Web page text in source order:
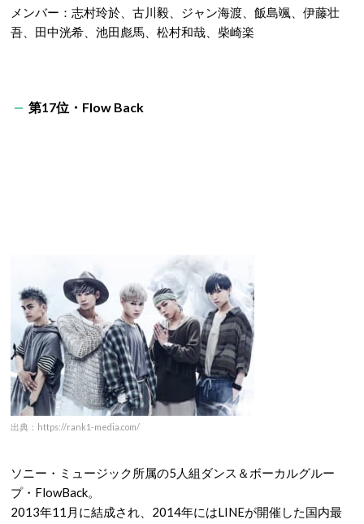
メンバー：志村玲於、古川毅、ジャン海渡、飯島颯、伊藤壮
吾、田中洸希、池田彪馬、松村和哉、柴崎楽
第17位・Flow Back
出典：https://rank1-media.com/
ソニー・ミュージック所属の5人組ダンス＆ボーカルグルー
プ・FlowBack。
2013年11月に結成され、2014年にはLINEが開催した国内最